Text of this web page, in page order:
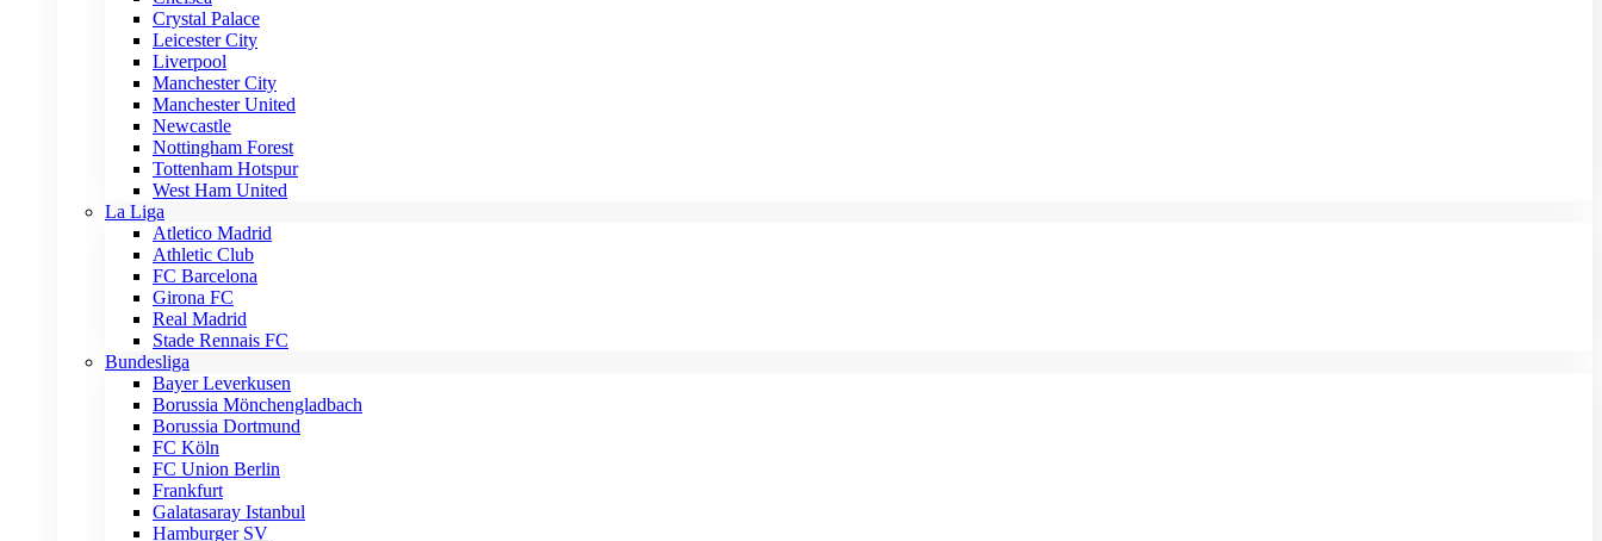
Crystal Palace
Leicester City
Liverpool
Manchester City
Manchester United
Newcastle
Nottingham Forest
Tottenham Hotspur
West Ham United
La Liga
Atletico Madrid
Athletic Club
FC Barcelona
Girona FC
Real Madrid
Stade Rennais FC
Bundesliga
Bayer Leverkusen
Borussia Mönchengladbach
Borussia Dortmund
FC Köln
FC Union Berlin
Frankfurt
Galatasaray Istanbul
Hamburger SV